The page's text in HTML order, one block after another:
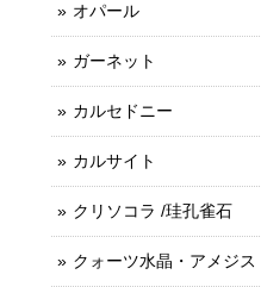
オパール
ガーネット
カルセドニー
カルサイト
クリソコラ /珪孔雀石
クォーツ水晶・アメジス